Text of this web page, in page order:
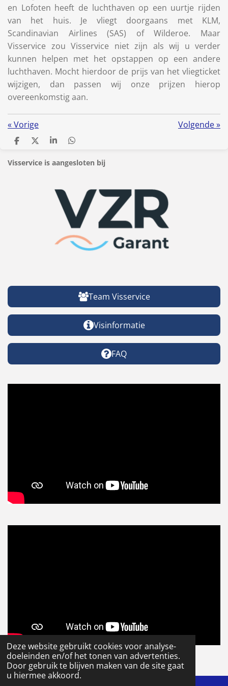
Deze website gebruikt cookies voor analyse-
doeleinden en/of het tonen van advertenties.
Door gebruik te blijven maken van de site gaat
u hiermee akkoord.
en Lofoten heeft de luchthaven op een uurtje rijden
van het huis. Je vliegt doorgaans met KLM,
Scandinavian Airlines (SAS) of Wilderoe. Maar
Visservice zou Visservice niet zijn als wij u verder
kunnen helpen met het opstappen op een andere
luchthaven. Mocht hierdoor de prijs van het vliegticket
wijzigen, dan passen wij onze prijzen hierop
overeenkomstig aan.
«Vorige Volgende»
D
l
e
D
e
l
S
a
r
D
l
e
Visservice is aangesloten bij
Team Visservice
Visinformatie
FAQ
© 2020 - 2026 Visservice
Powered by JouwWeb